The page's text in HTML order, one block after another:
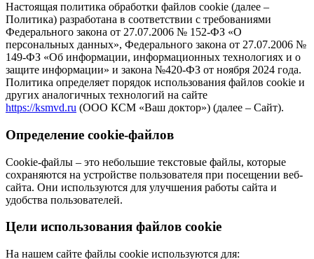
Настоящая политика обработки файлов cookie (далее –
Политика) разработана в соответствии с требованиями
Федерального закона от 27.07.2006 № 152-ФЗ «О
персональных данных», Федерального закона от 27.07.2006 №
149-ФЗ «Об информации, информационных технологиях и о
защите информации» и закона №420-ФЗ от ноября 2024 года.
Политика определяет порядок использования файлов cookie и
других аналогичных технологий на сайте
https://ksmvd.ru (ООО КСМ «Ваш доктор») (далее – Сайт).
Определение cookie-файлов
Cookie-файлы – это небольшие текстовые файлы, которые
сохраняются на устройстве пользователя при посещении веб-
сайта. Они используются для улучшения работы сайта и
удобства пользователей.
Цели использования файлов cookie
На нашем сайте файлы cookie используются для: